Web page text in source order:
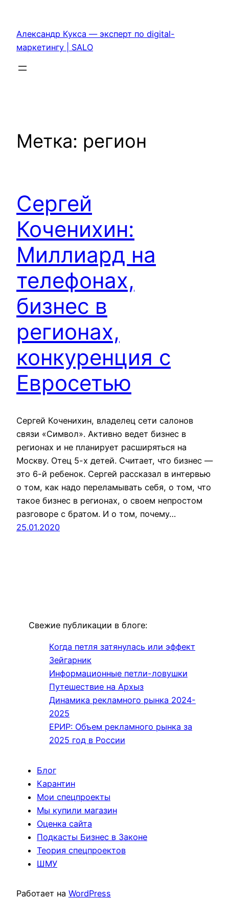
содержимому
Александр Кукса — эксперт по digital-
маркетингу | SALO
Метка: регион
Сергей
Коченихин:
Миллиард на
телефонах,
бизнес в
регионах,
конкуренция с
Евросетью
Сергей Коченихин, владелец сети салонов
связи «Символ». Активно ведет бизнес в
регионах и не планирует расширяться на
Москву. Отец 5-х детей. Считает, что бизнес —
это 6-й ребенок. Сергей рассказал в интервью
о том, как надо переламывать себя, о том, что
такое бизнес в регионах, о своем непростом
разговоре с братом. И о том, почему…
25.01.2020
Свежие публикации в блоге:
Когда петля затянулась или эффект
Зейгарник
Информационные петли-ловушки
Путешествие на Архыз
Динамика рекламного рынка 2024-
2025
ЕРИР: Объем рекламного рынка за
2025 год в России
Блог
Карантин
Мои спецпроекты
Мы купили магазин
Оценка сайта
Подкасты Бизнес в Законе
Теория спецпроектов
ШМУ
Работает на WordPress